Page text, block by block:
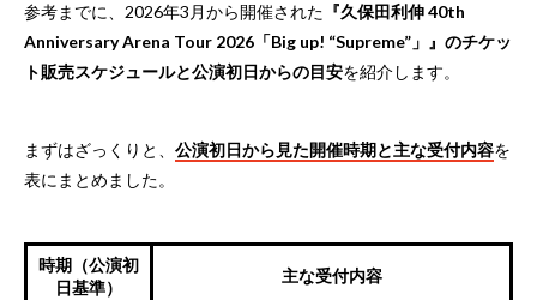
参考までに、2026年3月から開催された 『久保田利伸 40th
Anniversary Arena Tour 2026「Big up! “Supreme”」』のチケッ
ト販売スケジュールと公演初日からの目安を紹介します。
まずはざっくりと、 公演初日から見た開催時期と主な受付内容を
表にまとめました。
時期（公演初
日基準）
主な受付内容